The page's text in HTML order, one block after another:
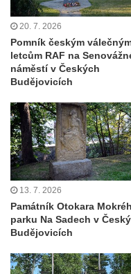
Hrob Heinricha
Velkém Šenově
Hrob Heinricha
Velkém Šenově
Kenotaf Gerharda
Velkém Šenově
Kenotaf Gerharda
na hřbitově ve Velkém
Pomník obětem 1.
kostelem svatého
Šenově
Kenotaf Václava
Kenotaf Františka
20. 7. 2026
Pomník českým
letcům RAF na
náměstí v Českých
Budějovicích
13. 7. 2026
Památník Otokara
parku Na Sadech v
Budějovicích